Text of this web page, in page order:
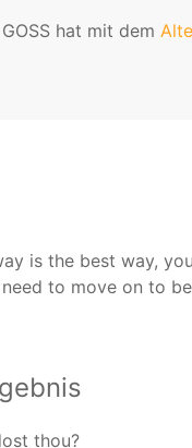
hat mit dem
is the best way,
to move on to
thou?